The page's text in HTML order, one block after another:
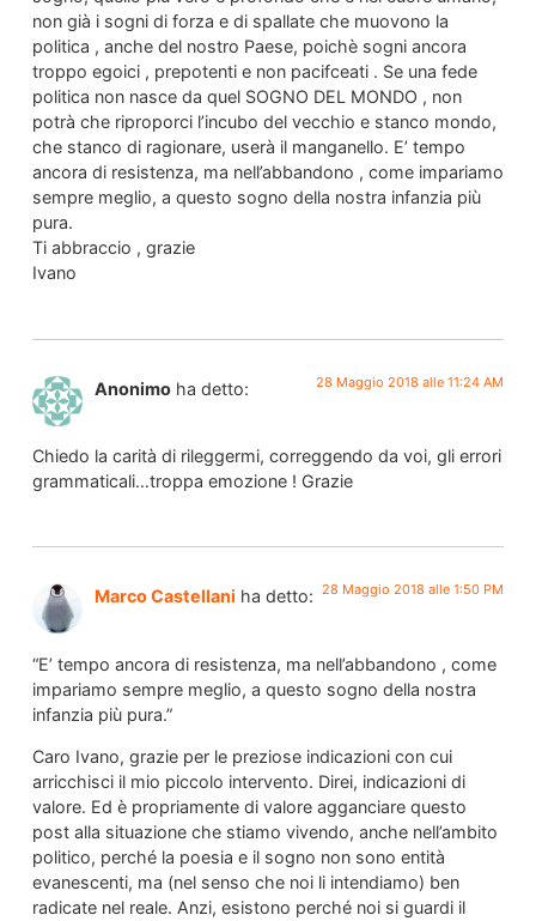
non già i sogni di forza e di spallate che muovono la
politica , anche del nostro Paese, poichè sogni ancora
troppo egoici , prepotenti e non pacifceati . Se una fede
politica non nasce da quel SOGNO DEL MONDO , non
potrà che riproporci l’incubo del vecchio e stanco mondo,
che stanco di ragionare, userà il manganello. E’ tempo
ancora di resistenza, ma nell’abbandono , come impariamo
sempre meglio, a questo sogno della nostra infanzia più
pura.
Ti abbraccio , grazie
Ivano
Anonimo ha detto: 28 Maggio 2018 alle 11:24 AM
Chiedo la carità di rileggermi, correggendo da voi, gli errori
grammaticali…troppa emozione ! Grazie
Marco Castellani ha detto: 28 Maggio 2018 alle 1:50 PM
“E’ tempo ancora di resistenza, ma nell’abbandono , come
impariamo sempre meglio, a questo sogno della nostra
infanzia più pura.”
Caro Ivano, grazie per le preziose indicazioni con cui
arricchisci il mio piccolo intervento. Direi, indicazioni di
valore. Ed è propriamente di valore agganciare questo
post alla situazione che stiamo vivendo, anche nell’ambito
politico, perché la poesia e il sogno non sono entità
evanescenti, ma (nel senso che noi li intendiamo) ben
radicate nel reale. Anzi, esistono perché noi si guardi il